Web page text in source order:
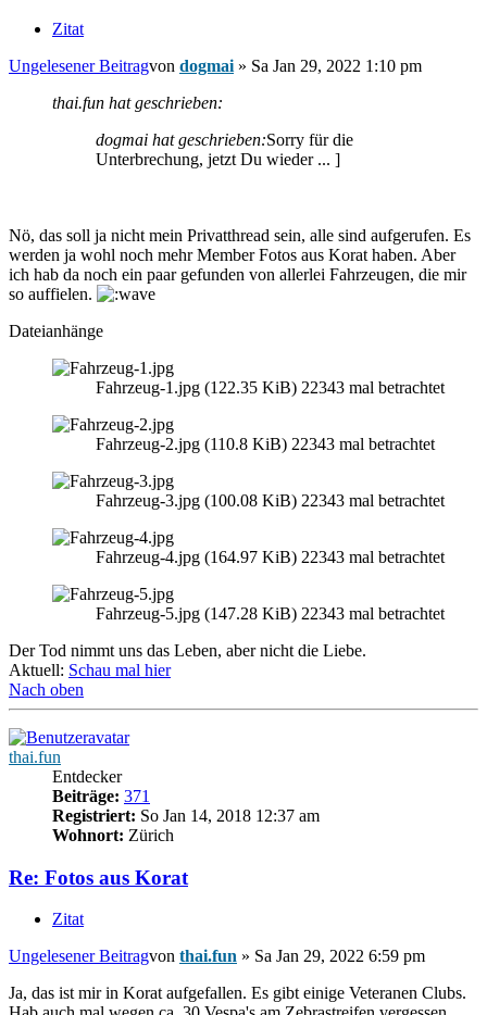
Zitat
Ungelesener Beitragvon dogmai » Sa Jan 29, 2022 1:10 pm
thai.fun hat geschrieben:
dogmai hat geschrieben:Sorry für die
Unterbrechung, jetzt Du wieder ... ]
Nö, das soll ja nicht mein Privatthread sein, alle sind aufgerufen. Es
werden ja wohl noch mehr Member Fotos aus Korat haben. Aber
ich hab da noch ein paar gefunden von allerlei Fahrzeugen, die mir
so auffielen.
Dateianhänge
Fahrzeug-1.jpg (122.35 KiB) 22343 mal betrachtet
Fahrzeug-2.jpg (110.8 KiB) 22343 mal betrachtet
Fahrzeug-3.jpg (100.08 KiB) 22343 mal betrachtet
Fahrzeug-4.jpg (164.97 KiB) 22343 mal betrachtet
Fahrzeug-5.jpg (147.28 KiB) 22343 mal betrachtet
Der Tod nimmt uns das Leben, aber nicht die Liebe.
Aktuell: Schau mal hier
Nach oben
thai.fun
Entdecker
Beiträge: 371
Registriert: So Jan 14, 2018 12:37 am
Wohnort: Zürich
Re: Fotos aus Korat
Zitat
Ungelesener Beitragvon thai.fun » Sa Jan 29, 2022 6:59 pm
Ja, das ist mir in Korat aufgefallen. Es gibt einige Veteranen Clubs.